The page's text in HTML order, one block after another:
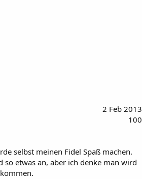
2 Feb 2013
100
selbst meinen Fidel Spaß machen.
so etwas an, aber ich denke man wird